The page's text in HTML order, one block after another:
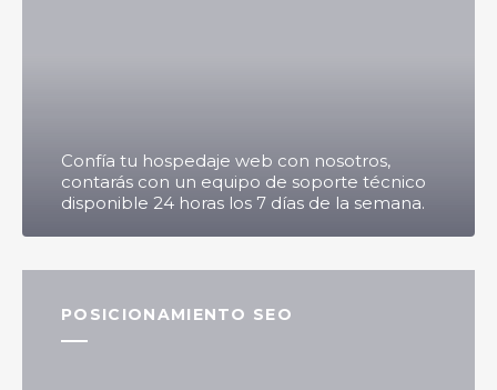
Confía tu hospedaje web con nosotros,
contarás con un equipo de soporte técnico
disponible 24 horas los 7 días de la semana.
POSICIONAMIENTO SEO